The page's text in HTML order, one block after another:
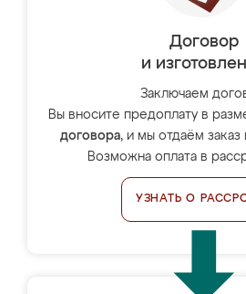
Договор
и
Заключаем
Вы вносите предоплату в
договора, и мы отдаём заказ
Возможна оплата в
УЗНАТЬ О